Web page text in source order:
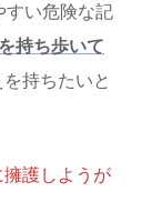
すい危険な記
持ち歩いて
持ちたいと
擁護しようが